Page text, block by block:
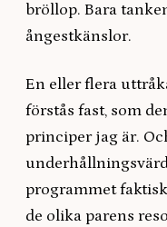
bröllop. Bara
ångestkänslor.
En eller flera
förstås fast, som
principer jag är.
programmet
de olika parens